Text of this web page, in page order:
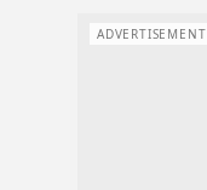
ADVERTISEMENT